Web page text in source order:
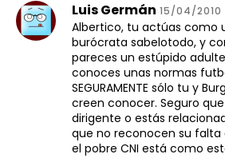
Luis Germán 15/04/2010
Albertico, tu actúas como
burócrata sabelotodo, y
pareces un estúpido
conoces unas normas
SEGURAMENTE sólo tu y
creen conocer. Seguro
dirigente o estás
que no reconocen su falta
el pobre CNI está como